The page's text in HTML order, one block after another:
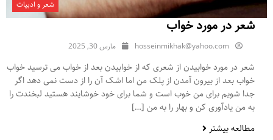
شعر و ادبیات
شعر در مورد خواب
hosseinmikhak@yahoo.com مارس 30, 2025
شعر در مورد خوابیدن از شعری که از خوابیدن بعد از خواب می ترسید خواب
خواب بعد از بیرون آمدن از پلک من اما اشک آن را از دست نمی دهد اگر
جدا شویم برای من خوب است و شما برای خود خوشایند هستید لبخندت را
به من یادآوری کن و بهار را به من […]
مطالعه بیشتر